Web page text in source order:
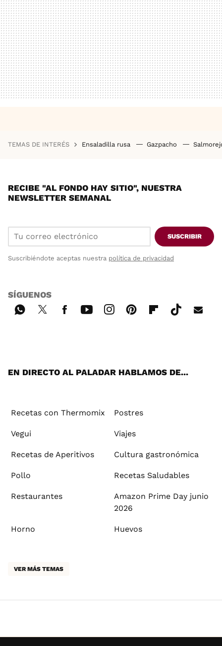
TEMAS DE INTERÉS Ensaladilla rusa Gazpacho
RECIBE "AL FONDO HAY SITIO", NUESTRA
NEWSLETTER SEMANAL
SUSCRIBIR
Suscribiéndote aceptas nuestra política de privacidad
SÍGUENOS
EN DIRECTO AL PALADAR HABLAMOS DE...
Recetas con Thermomix Postres
Vegui Viajes
Recetas de Aperitivos Cultura gastronómica
Pollo Recetas Saludables
Restaurantes
Amazon Prime Day junio
2026
Horno Huevos
VER MÁS TEMAS